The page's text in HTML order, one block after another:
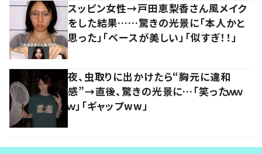
スッピン女性→戸田恵梨香さん風メイク
をした結果……驚きの光景に「本人かと
思った」「ベースが美しい」「似すぎ！！」
夜、虫取りに出かけたら“胸元に違和
感”→直後、驚きの光景に…「笑ったｗｗ
ｗ」「ギャップww」